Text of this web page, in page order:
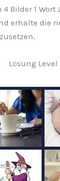
4 Bilder 1
erhalte die
Lösung Level